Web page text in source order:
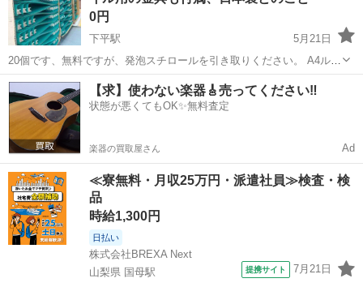
0円
下平駅
5月21日
20個です、無料ですが、発泡スチロールを引き取りください。 A4ルー
ズリーフファイル（30穴） 2穴ファイル用の金具も付属、日本製との
こと
長野 下伊那郡 下平駅 手帳 ルーズリーフ
【求】使わない楽器🎸売ってください‼️
状態が悪くてもOK✨無料査定
楽器の買取屋さん Ad
≪寮無料・月収25万円・派遣社員≫検査・検
品
時給1,300円
日払い
株式会社BREXA Next
山梨県 国母駅
提携サイト 7月21日